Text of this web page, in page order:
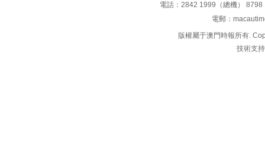
電話：2842 1999（總機）
電郵：
版權屬于澳門時報所有.
技術支